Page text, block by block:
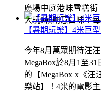
廣場中庭港味雪糕街
大玩9款創意口味！
【暑期玩樂】4米巨
今年8月萬眾期待汪
MegaBox於8月1至
的【MegaBox x《
樂站】！4米的電影